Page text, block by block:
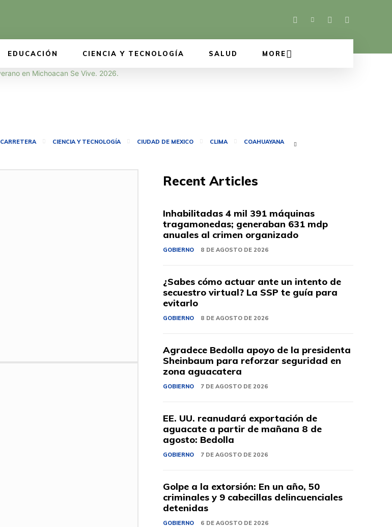
EDUCACIÓN CIENCIA Y TECNOLOGÍA SALUD MORE
CARRETERA CIENCIA Y TECNOLOGÍA CIUDAD DE MEXICO CLIMA COAHUAYANA
Recent Articles
Inhabilitadas 4 mil 391 máquinas
tragamonedas; generaban 631 mdp
anuales al crimen organizado
GOBIERNO 8 DE AGOSTO DE 2026
¿Sabes cómo actuar ante un intento de
secuestro virtual? La SSP te guía para
evitarlo
GOBIERNO 8 DE AGOSTO DE 2026
Agradece Bedolla apoyo de la presidenta
Sheinbaum para reforzar seguridad en
zona aguacatera
GOBIERNO 7 DE AGOSTO DE 2026
EE. UU. reanudará exportación de
aguacate a partir de mañana 8 de
agosto: Bedolla
GOBIERNO 7 DE AGOSTO DE 2026
Golpe a la extorsión: En un año, 50
criminales y 9 cabecillas delincuenciales
detenidas
GOBIERNO 6 DE AGOSTO DE 2026